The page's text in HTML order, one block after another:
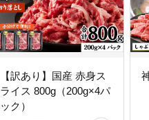
【訳あり】国産 赤身ス
ライス 800g（200g×4パ
ック）